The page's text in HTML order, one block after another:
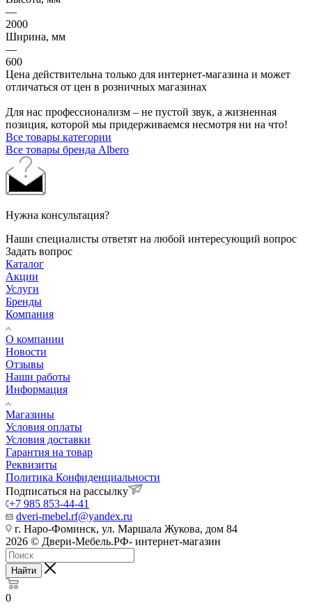
—
2000
Ширина, мм
—
600
Цена действительна только для интернет-магазина и может
отличаться от цен в розничных магазинах
Для нас профессионализм – не пустой звук, а жизненная
позиция, которой мы придерживаемся несмотря ни на что!
Все товары категории
Все товары бренда Albero
Нужна консультация?
Наши специалисты ответят на любой интересующий вопрос
Задать вопрос
Каталог
Акции
Услуги
Бренды
Компания
О компании
Новости
Отзывы
Наши работы
Информация
Магазины
Условия оплаты
Условия доставки
Гарантия на товар
Реквизиты
Политика Конфиденциальности
Подписаться на рассылку
+7 985 853-44-41
dveri-mebel.rf@yandex.ru
г. Наро-Фоминск, ул. Маршала Жукова, дом 84
2026 © Двери-Мебель.РФ- интернет-магазин
Найти
0